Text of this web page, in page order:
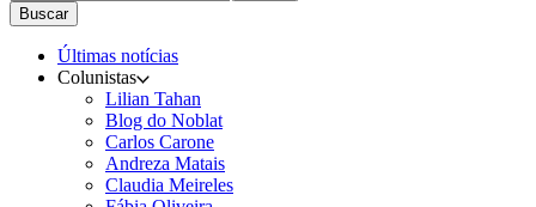
Buscar
Últimas notícias
Colunistas
Lilian Tahan
Blog do Noblat
Carlos Carone
Andreza Matais
Claudia Meireles